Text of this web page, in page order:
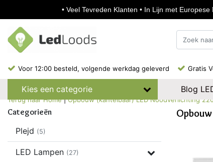
Voor 12:00 besteld, volgende werkdag geleverd Gratis
Kies een categorie Blog
Terug naar Home|Opbouw (kantelbaar) LED Noodverlichting
Categorieën
Plejd (5)
LED Lampen (27)
• Veel Tevreden Klanten • In Lijn met